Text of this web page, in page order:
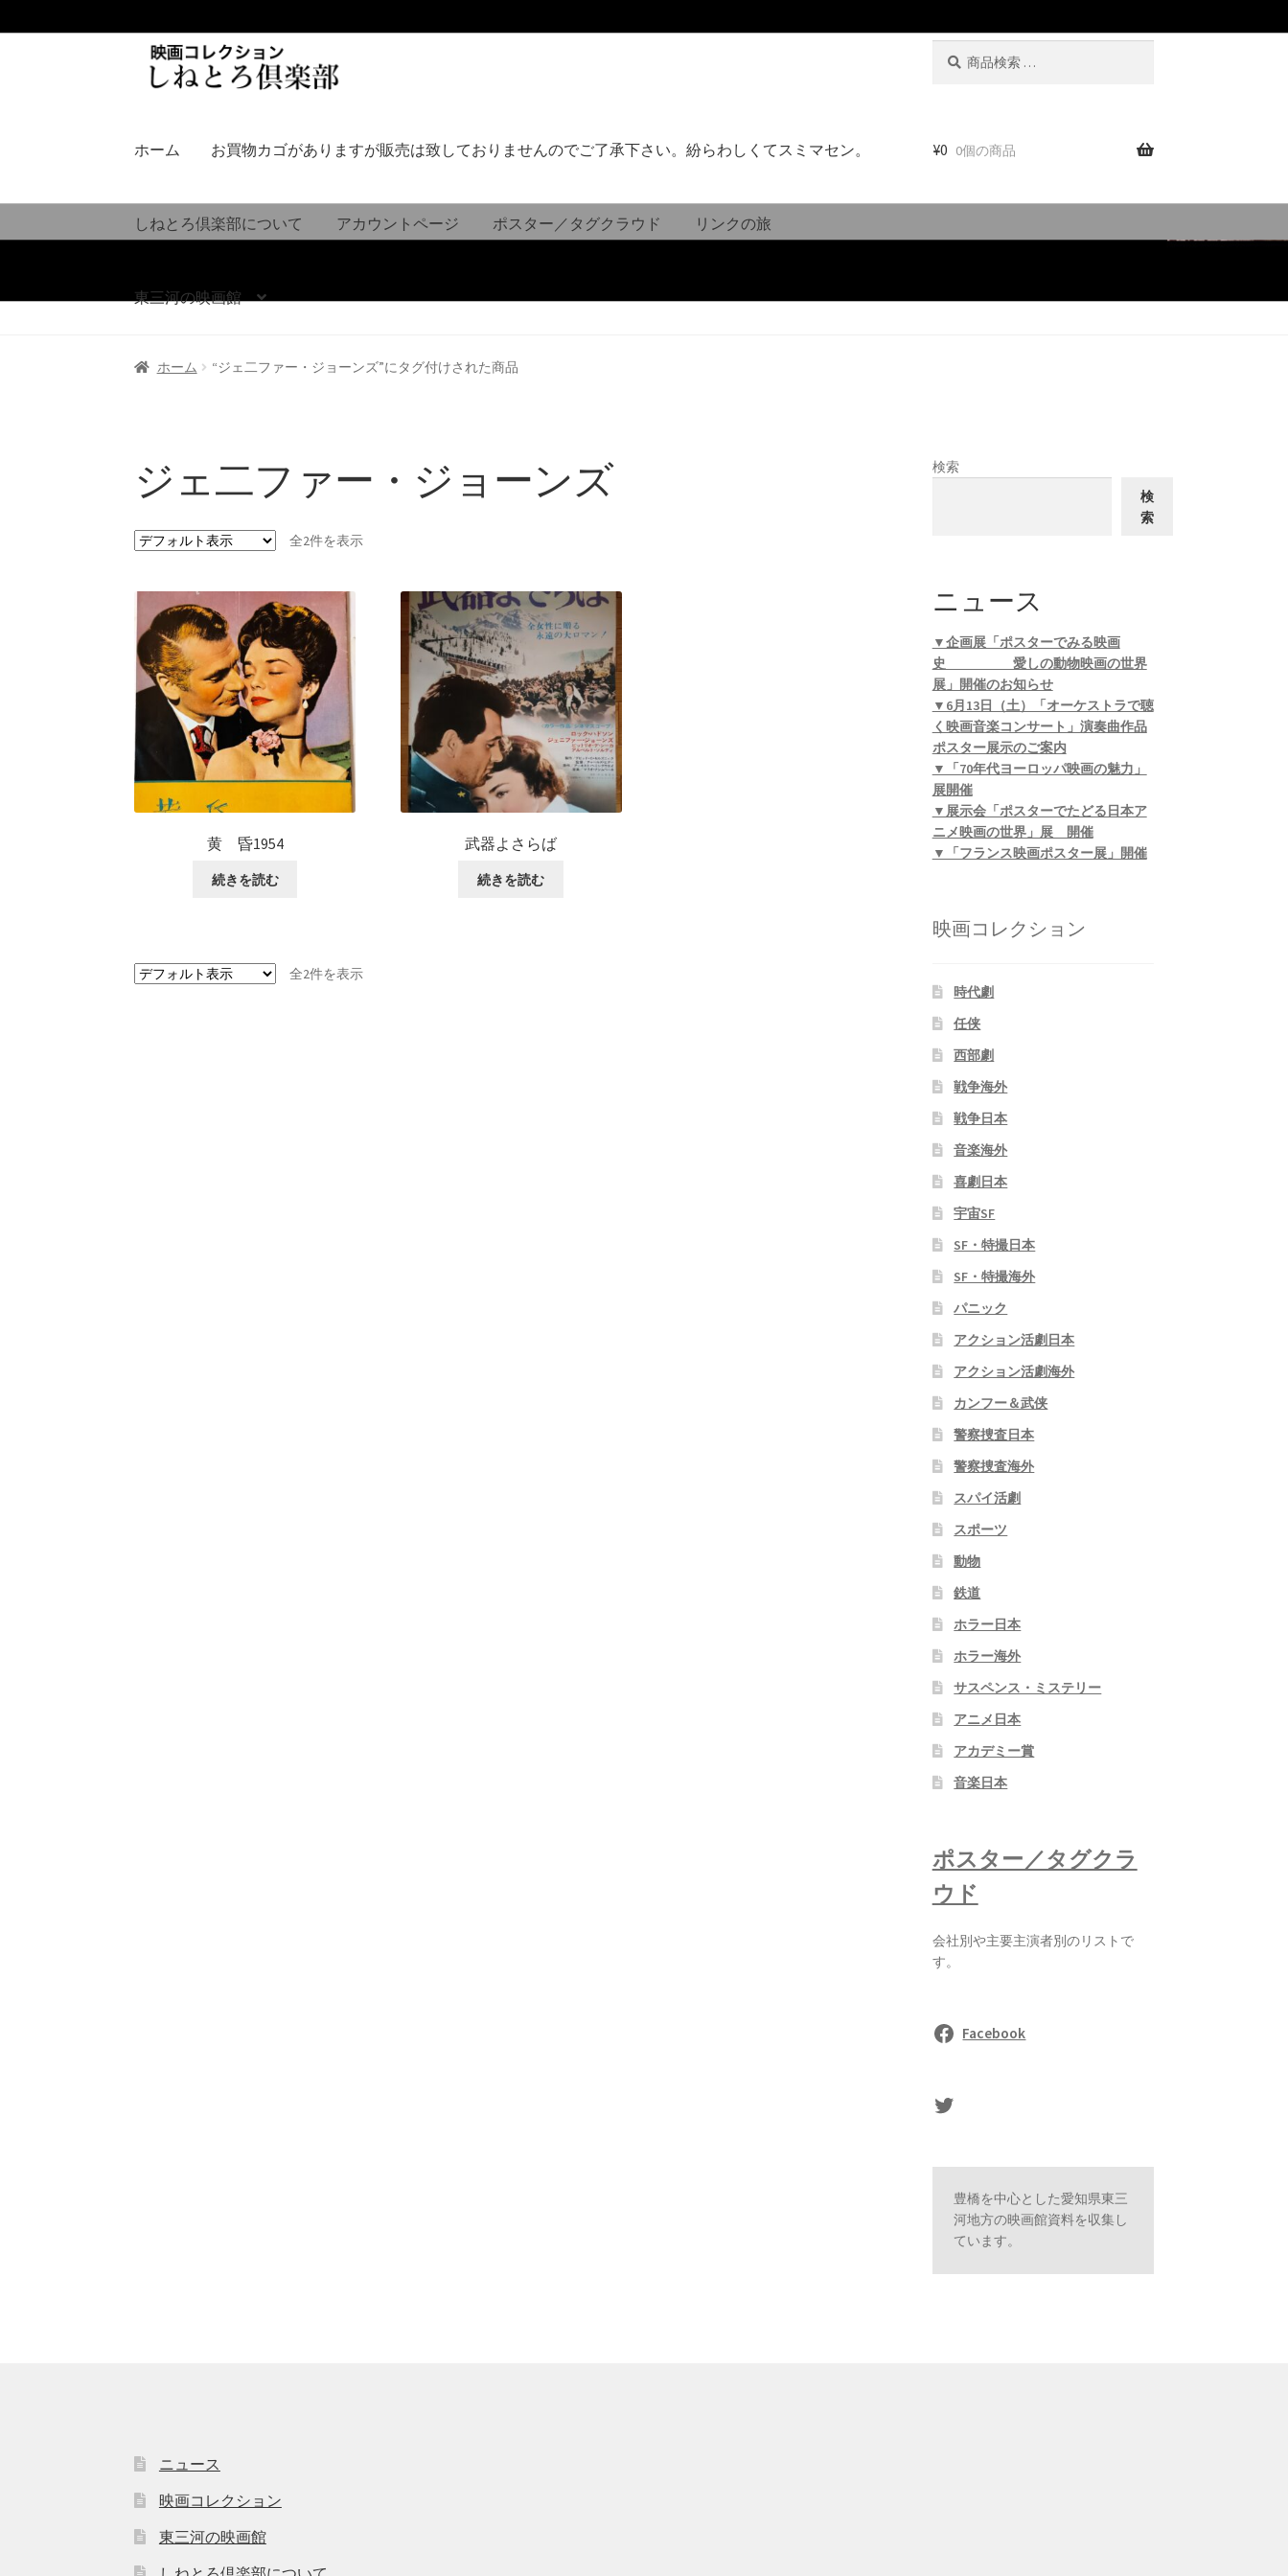
シ
へ
ス
ッ
ツ
キ
ッ
ホーム お買物カゴがありますが販売は致しておりませんのでご了承下さい。紛らわしくてスミマセン。
しねとろ倶楽部について アカウントページ ポスター／タグクラウド リンクの旅
東三河の映画館
¥0 0個の商品
ホーム “ジェ二ファー・ジョーンズ”にタグ付けされた商品
ジェ二ファー・ジョーンズ
全2件を表示
黄 昏1954
続きを読む
武器よさらば
続きを読む
全2件を表示
検索
検
索
ニュース
▼企画展「ポスターでみる映画
史 愛しの動物映画の世界
展」開催のお知らせ
▼6月13日（土）「オーケストラで聴
く映画音楽コンサート」演奏曲作品
ポスター展示のご案内
▼「70年代ヨーロッパ映画の魅力」
展開催
▼展示会「ポスターでたどる日本ア
ニメ映画の世界」展 開催
▼「フランス映画ポスター展」開催
映画コレクション
時代劇
任侠
西部劇
戦争海外
戦争日本
音楽海外
喜劇日本
宇宙SF
SF・特撮日本
SF・特撮海外
パニック
アクション活劇日本
アクション活劇海外
カンフー＆武侠
警察捜査日本
警察捜査海外
スパイ活劇
スポーツ
動物
鉄道
ホラー日本
ホラー海外
サスペンス・ミステリー
アニメ日本
アカデミー賞
音楽日本
ポスター／タグクラ
ウド
会社別や主要主演者別のリストで
す。
Facebook
sasaki's Twitter
豊橋を中心とした愛知県東三
河地方の映画館資料を収集し
ています。
ニュース
映画コレクション
東三河の映画館